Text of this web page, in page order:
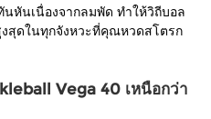
นหันเนื่องจากลมพัด ทำให้วิถีบอล
งสุดในทุกจังหวะที่คุณหวดสโตรก
Vega 40 เหนือกว่า